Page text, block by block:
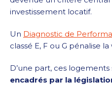
investissement locatif.
Un Diagnostic de
classé E, F ou G pénalise
D’une part, ces logements
encadrés par la